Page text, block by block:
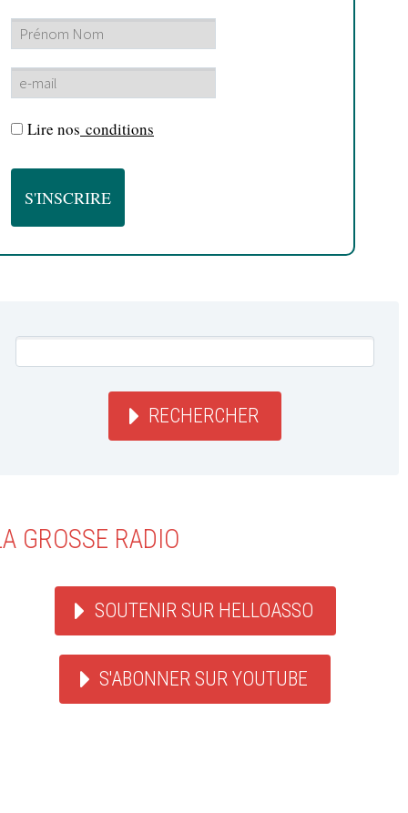
Lire nos conditions
RECHERCHER
GROSSE RADIO
SOUTENIR SUR HELLOASSO
S'ABONNER SUR YOUTUBE